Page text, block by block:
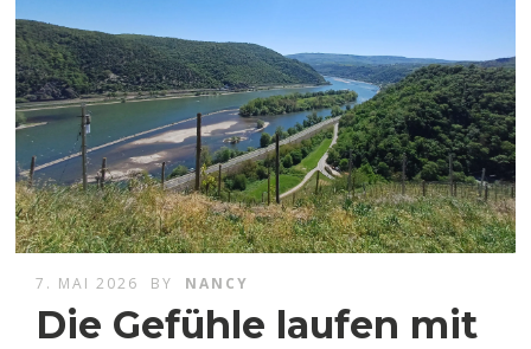
7. MAI 2026 BY NANCY
Die Gefühle laufen mit